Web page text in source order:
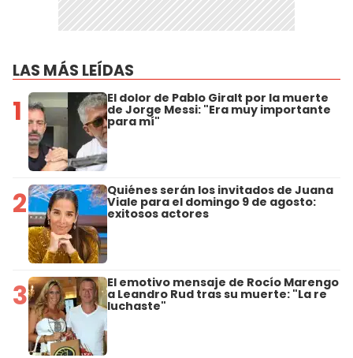
LAS MÁS LEÍDAS
1 El dolor de Pablo Giralt por la muerte
de Jorge Messi: "Era muy importante
para mí"
2 Quiénes serán los invitados de Juana
Viale para el domingo 9 de agosto:
exitosos actores
3 El emotivo mensaje de Rocío Marengo
a Leandro Rud tras su muerte: "La re
luchaste"